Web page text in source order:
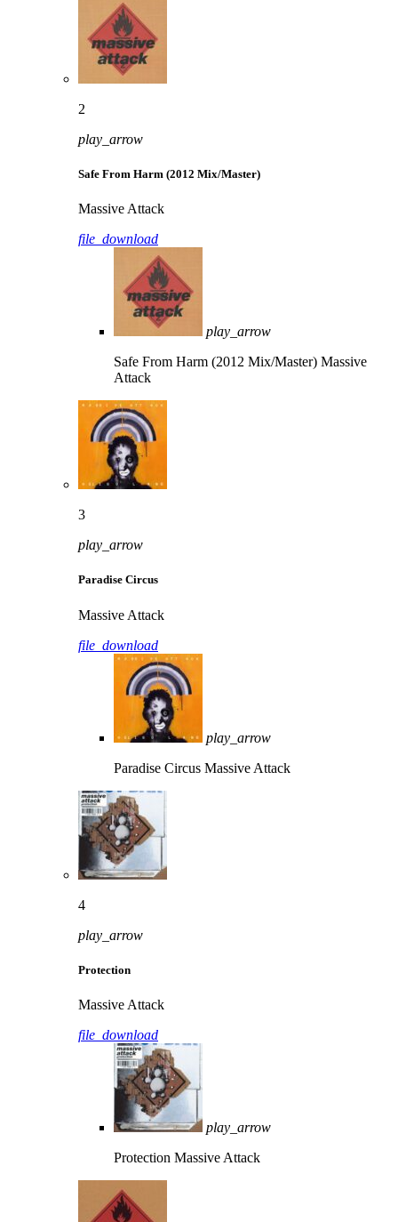
2
play_arrow
Safe From Harm (2012 Mix/Master)
Massive Attack
file_download
play_arrow
Safe From Harm (2012 Mix/Master) Massive
Attack
3
play_arrow
Paradise Circus
Massive Attack
file_download
play_arrow
Paradise Circus Massive Attack
4
play_arrow
Protection
Massive Attack
file_download
play_arrow
Protection Massive Attack